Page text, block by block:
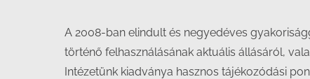
A 2008-ban elindult és negyedéves
történő felhasználásának aktuális állásáról,
Intézetünk kiadványa hasznos tájékozódási